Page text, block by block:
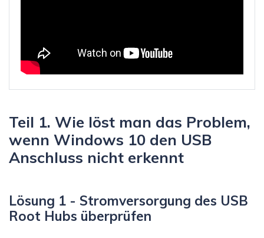
Teil 1. Wie löst man das Problem,
wenn Windows 10 den USB
Anschluss nicht erkennt
Lösung 1 - Stromversorgung des USB
Root Hubs überprüfen